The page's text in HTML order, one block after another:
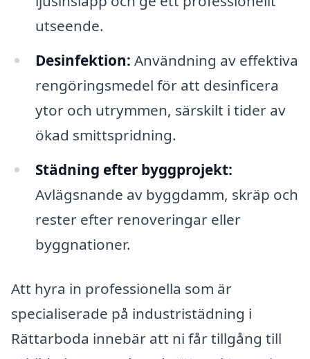
utseende.
Desinfektion: Användning av effektiva
rengöringsmedel för att desinficera
ytor och utrymmen, särskilt i tider av
ökad smittspridning.
Städning efter byggprojekt:
Avlägsnande av byggdamm, skräp och
rester efter renoveringar eller
byggnationer.
Att hyra in professionella som är
specialiserade på industristädning i
Rättarboda innebär att ni får tillgång till